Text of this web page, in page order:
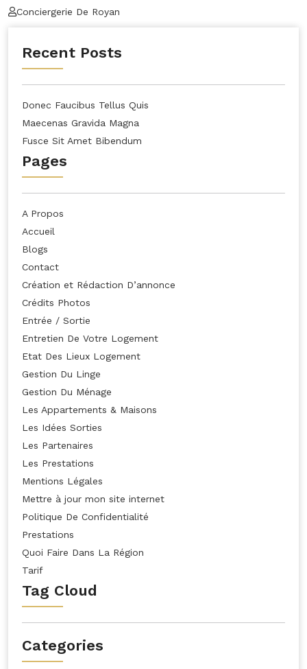
Conciergerie De Royan
Recent Posts
Donec Faucibus Tellus Quis
Maecenas Gravida Magna
Fusce Sit Amet Bibendum
Pages
A Propos
Accueil
Blogs
Contact
Création et Rédaction D’annonce
Crédits Photos
Entrée / Sortie
Entretien De Votre Logement
Etat Des Lieux Logement
Gestion Du Linge
Gestion Du Ménage
Les Appartements & Maisons
Les Idées Sorties
Les Partenaires
Les Prestations
Mentions Légales
Mettre à jour mon site internet
Politique De Confidentialité
Prestations
Quoi Faire Dans La Région
Tarif
Tag Cloud
Categories